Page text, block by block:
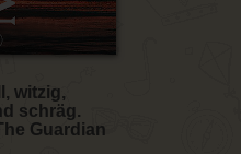
witzig,
schräg.
Guardian